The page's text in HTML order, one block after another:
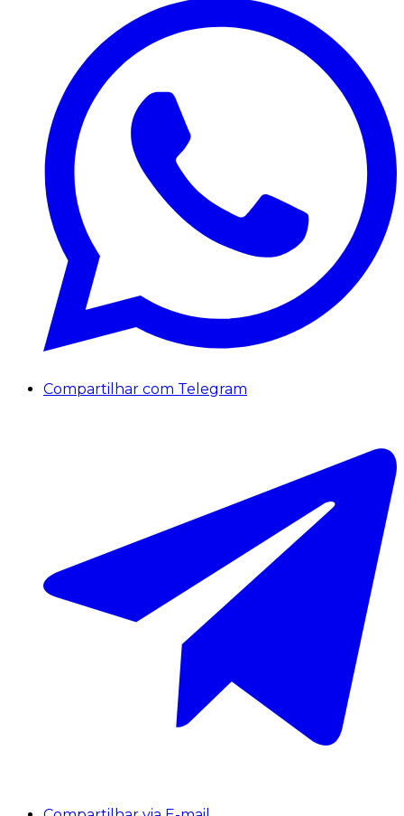
Compartilhar com Telegram